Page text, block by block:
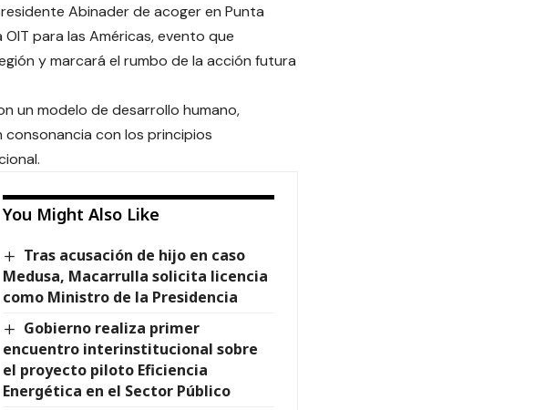
Abinader de acoger en Punta
para las Américas, evento que
y marcará el rumbo de la acción futura
un modelo de desarrollo humano,
con los principios
You Might Also Like
Tras acusación de hijo en caso
Medusa, Macarrulla solicita licencia
como Ministro de la Presidencia
Gobierno realiza primer
encuentro interinstitucional sobre
el proyecto piloto Eficiencia
Energética en el Sector Público